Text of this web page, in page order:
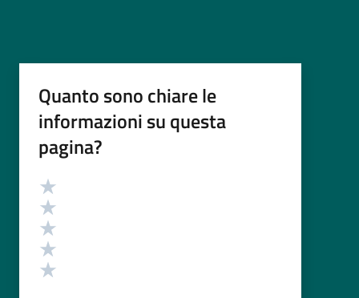
Quanto sono chiare le
informazioni su questa
pagina?
Valutazione